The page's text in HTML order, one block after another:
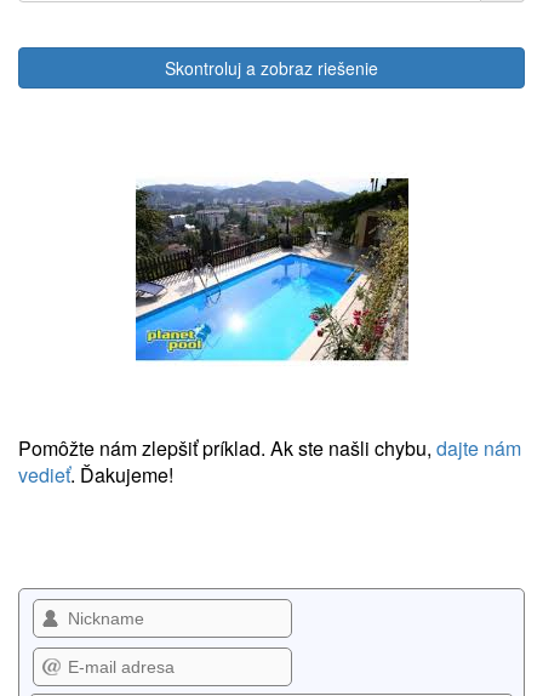
Skontroluj a zobraz riešenie
Pomôžte nám zlepšiť príklad. Ak ste našli chybu, dajte nám
vedieť. Ďakujeme!